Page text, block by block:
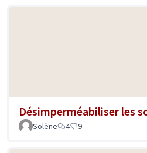
Désimperméabiliser les
Solène
4 9